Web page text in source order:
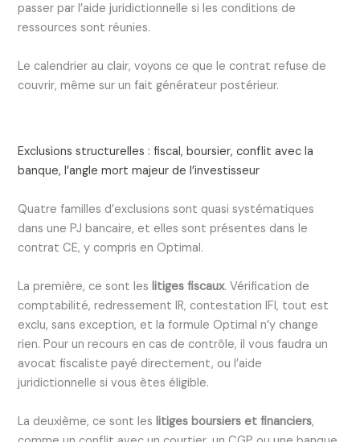
passer par l’aide juridictionnelle si les conditions de
ressources sont réunies.
Le calendrier au clair, voyons ce que le contrat refuse de
couvrir, même sur un fait générateur postérieur.
Exclusions structurelles : fiscal, boursier, conflit avec la
banque, l’angle mort majeur de l’investisseur
Quatre familles d’exclusions sont quasi systématiques
dans une PJ bancaire, et elles sont présentes dans le
contrat CE, y compris en Optimal.
La première, ce sont leslitiges fiscaux. Vérification de
comptabilité, redressement IR, contestation IFI, tout est
exclu, sans exception, et la formule Optimal n’y change
rien. Pour un recours en cas de contrôle, il vous faudra un
avocat fiscaliste payé directement, ou l’aide
juridictionnelle si vous êtes éligible.
La deuxième, ce sont leslitiges boursiers et financiers,